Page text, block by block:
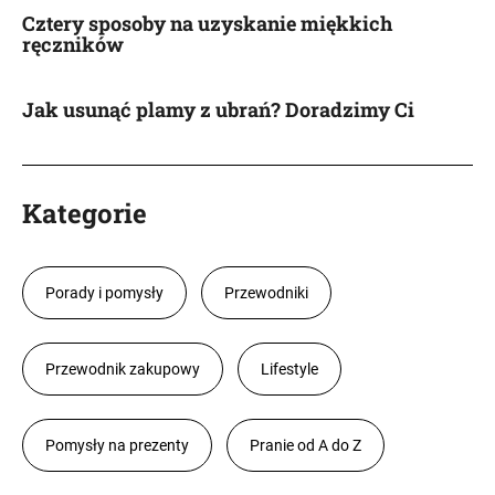
Cztery sposoby na uzyskanie miękkich
ręczników
Jak usunąć plamy z ubrań? Doradzimy Ci
Kategorie
Porady i pomysły Przewodniki
Przewodnik zakupowy Lifestyle
Pomysły na prezenty Pranie od A do Z